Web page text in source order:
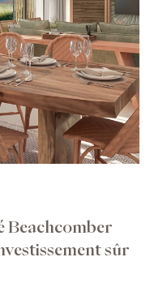
Beachcomber
sûr